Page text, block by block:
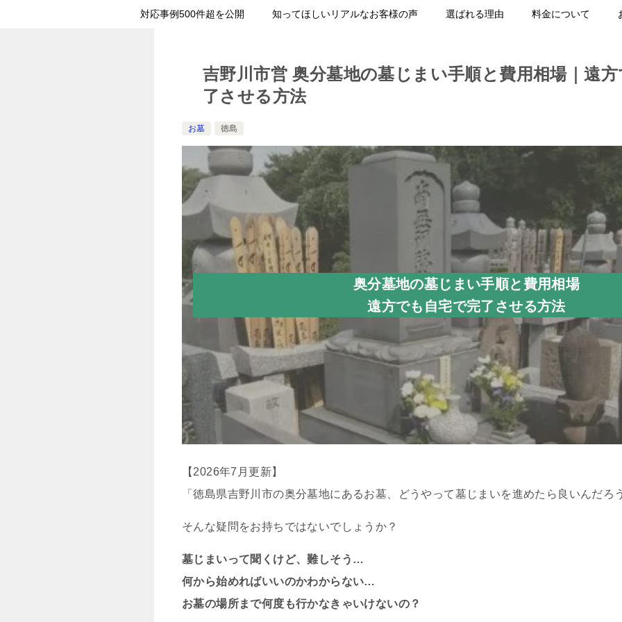
対応事例500件超を公開 知ってほしいリアルなお客様の声 選ばれる理由 料金について
吉野川市営 奥分墓地の墓じまい手順と費用相場｜遠
了させる方法
お墓 徳島
奥分墓地の墓じまい手順と費用相場
遠方でも自宅で完了させる方法
【2026年7月更新】
「徳島県吉野川市の奥分墓地にあるお墓、どうやって墓じまいを進めたら良いんだ
そんな疑問をお持ちではないでしょうか？
墓じまいって聞くけど、難しそう…
何から始めればいいのかわからない…
お墓の場所まで何度も行かなきゃいけないの？